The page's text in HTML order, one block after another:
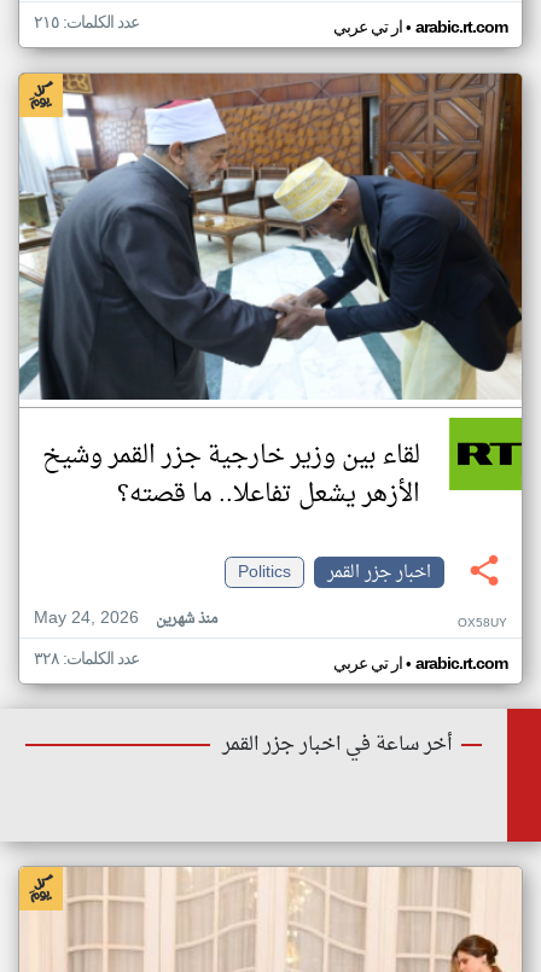
ار تي عربي• arabic.rt.com عدد الكلمات: ٢١٥
لقاء بين وزير خارجية جزر القمر وشيخ
الأزهر يشعل تفاعلا.. ما قصته؟
اخبار جزر القمر
Politics
May 24, 2026
منذ شهرين OX58UY
ار تي عربي• arabic.rt.com عدد الكلمات: ٣٢٨
أخر ساعة في اخبار جزر القمر